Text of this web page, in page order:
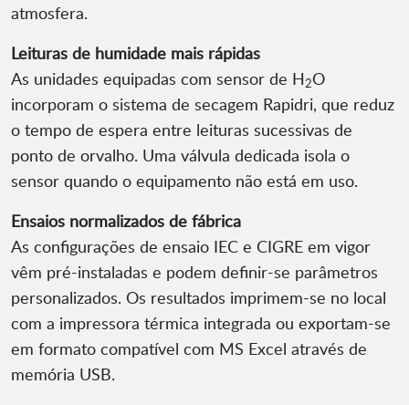
atmosfera.
Leituras de humidade mais rápidas
As unidades equipadas com sensor de H2O
incorporam o sistema de secagem Rapidri, que reduz
o tempo de espera entre leituras sucessivas de
ponto de orvalho. Uma válvula dedicada isola o
sensor quando o equipamento não está em uso.
Ensaios normalizados de fábrica
As configurações de ensaio IEC e CIGRE em vigor
vêm pré-instaladas e podem definir-se parâmetros
personalizados. Os resultados imprimem-se no local
com a impressora térmica integrada ou exportam-se
em formato compatível com MS Excel através de
memória USB.